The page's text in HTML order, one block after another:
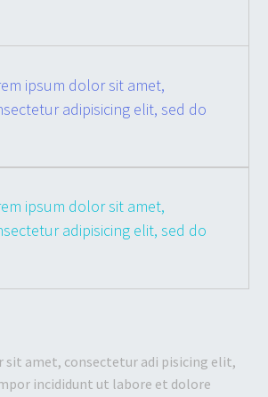
ipsum dolor sit amet,
adipisicing elit, sed do
ipsum dolor sit amet,
adipisicing elit, sed do
sit amet, consectetur adi pisicing elit,
incididunt ut labore et dolore